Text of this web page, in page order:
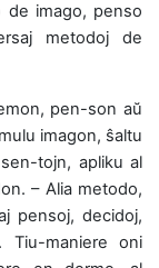
de imago, penso
metodoj de
pen-son aŭ
imagon, ŝaltu
tojn, apliku al
– Alia metodo,
pensoj, decidoj,
Tiu-maniere oni